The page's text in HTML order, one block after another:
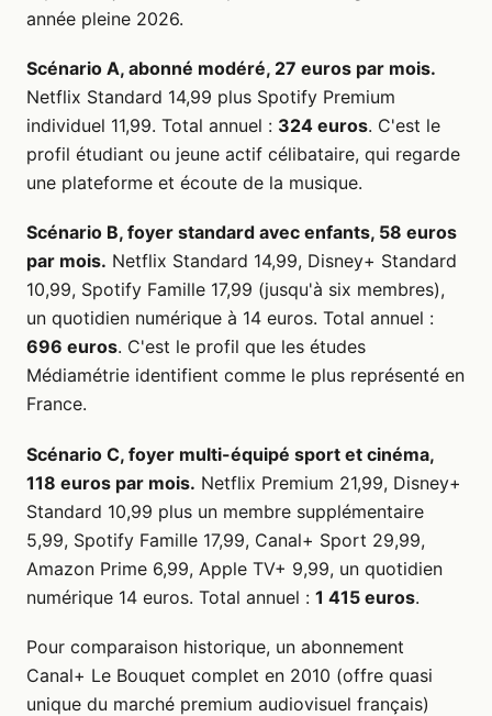
année pleine 2026.
Scénario A, abonné modéré, 27 euros par mois.
Netflix Standard 14,99 plus Spotify Premium
individuel 11,99. Total annuel : 324 euros. C'est le
profil étudiant ou jeune actif célibataire, qui regarde
une plateforme et écoute de la musique.
Scénario B, foyer standard avec enfants, 58 euros
par mois. Netflix Standard 14,99, Disney+ Standard
10,99, Spotify Famille 17,99 (jusqu'à six membres),
un quotidien numérique à 14 euros. Total annuel :
696 euros. C'est le profil que les études
Médiamétrie identifient comme le plus représenté en
France.
Scénario C, foyer multi-équipé sport et cinéma,
118 euros par mois. Netflix Premium 21,99, Disney+
Standard 10,99 plus un membre supplémentaire
5,99, Spotify Famille 17,99, Canal+ Sport 29,99,
Amazon Prime 6,99, Apple TV+ 9,99, un quotidien
numérique 14 euros. Total annuel : 1 415 euros.
Pour comparaison historique, un abonnement
Canal+ Le Bouquet complet en 2010 (offre quasi
unique du marché premium audiovisuel français)